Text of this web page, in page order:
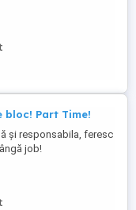
persoanelor
într-un mediu
.Oferim condiții
permanentă și
bloc! Part Time!
și responsabila, feresc
job!